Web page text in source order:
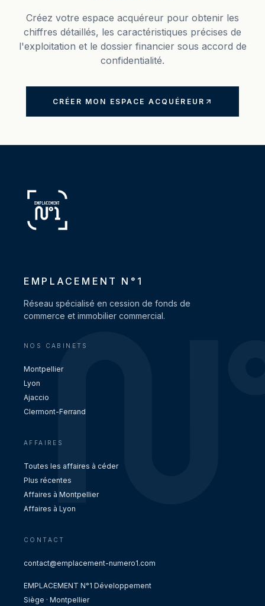
Créez votre espace acquéreur pour obtenir les
chiffres détaillés, les caractéristiques précises de
l'exploitation et le dossier financier sous accord de
confidentialité.
CRÉER MON ESPACE ACQUÉREUR
EMPLACEMENT N°1
Réseau spécialisé en cession de fonds de
commerce et immobilier commercial.
NOS CABINETS
Montpellier
Lyon
Ajaccio
Clermont-Ferrand
AFFAIRES
Toutes les affaires à céder
Plus récentes
Affaires à Montpellier
Affaires à Lyon
CONTACT
contact@emplacement-numero1.com
EMPLACEMENT N°1 Développement
Siège · Montpellier